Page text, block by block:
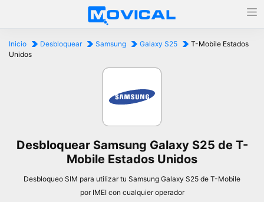
Inicio Desbloquear Samsung Galaxy S25
T-Mobile Estados
Unidos
Desbloquear Samsung Galaxy S25 de T-
Mobile Estados Unidos
Desbloqueo SIM para utilizar tu Samsung Galaxy S25 de T-Mobile
por IMEI con cualquier operador